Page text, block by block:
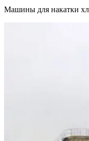
Машины для накатки